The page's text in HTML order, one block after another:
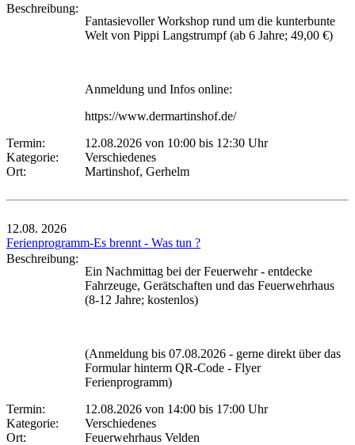
Beschreibung:
Fantasievoller Workshop rund um die kunterbunte
Welt von Pippi Langstrumpf (ab 6 Jahre; 49,00 €)
Anmeldung und Infos online:
https://www.dermartinshof.de/
Termin:
12.08.2026 von 10:00 bis 12:30 Uhr
Kategorie:
Verschiedenes
Ort:
Martinshof, Gerhelm
12.08. 2026
Ferienprogramm-Es brennt - Was tun ?
Beschreibung:
Ein Nachmittag bei der Feuerwehr - entdecke
Fahrzeuge, Gerätschaften und das Feuerwehrhaus
(8-12 Jahre; kostenlos)
(Anmeldung bis 07.08.2026 - gerne direkt über das
Formular hinterm QR-Code - Flyer
Ferienprogramm)
Termin:
12.08.2026 von 14:00 bis 17:00 Uhr
Kategorie:
Verschiedenes
Ort:
Feuerwehrhaus Velden